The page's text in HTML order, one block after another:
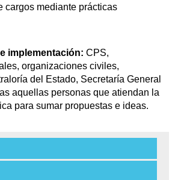
cargos mediante prácticas
implementación: CPS,
organizaciones civiles,
del Estado, Secretaría General
aquellas personas que atiendan la
para sumar propuestas e ideas.